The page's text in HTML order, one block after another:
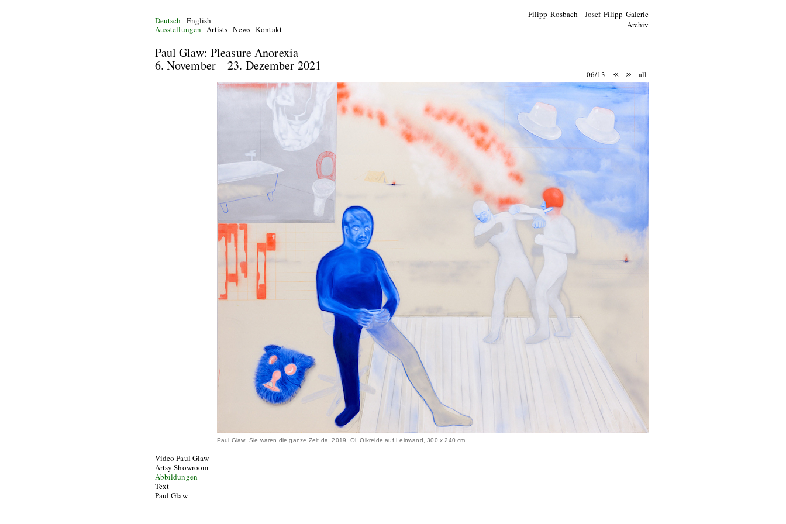
Filipp Rosbach Josef Filipp Galerie
Archiv
Deutsch
English
Ausstellungen Artists News Kontakt
Paul Glaw: Pleasure Anorexia
6. November—23. Dezember 2021
06/13 « » all
Paul Glaw: Sie waren die ganze Zeit da, 2019, Öl, Ölkreide auf Leinwand, 300 x 240 cm
Video Paul Glaw
Artsy Showroom
Abbildungen
Text
Paul Glaw